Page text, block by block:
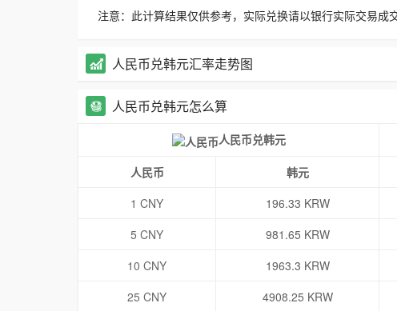
注意：此计算结果仅供参考，实际兑换请以银行实际交易成
人民币兑韩元汇率走势图
人民币兑韩元怎么算
人民币兑韩元
人民币 韩元
1 CNY
196.33 KRW
5 CNY
981.65 KRW
10 CNY
1963.3 KRW
25 CNY
4908.25 KRW